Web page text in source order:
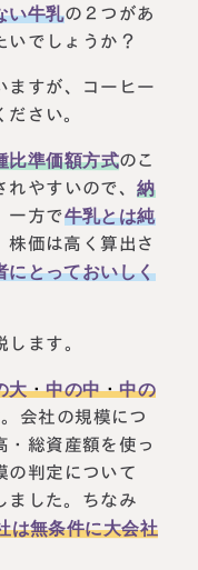
い牛乳の２つがあ
いでしょうか？
ますが、コーヒー
さい。
比準価額方式のこ
れやすいので、納
一方で牛乳とは純
株価は高く算出さ
にとっておいしく
ます。
大・中の中・中の
。会社の規模につ
・総資産額を使っ
の判定について
ました。ちなみ
は無条件に大会社